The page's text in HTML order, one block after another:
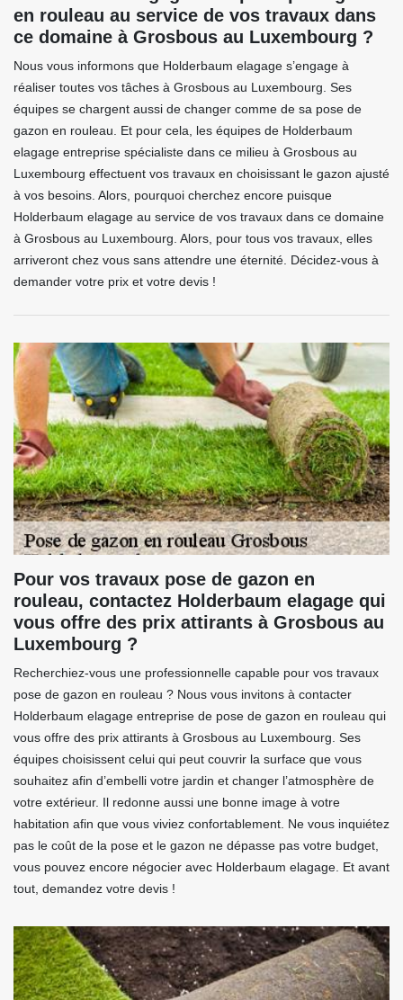
en rouleau au service de vos travaux dans
ce domaine à Grosbous au Luxembourg ?
Nous vous informons que Holderbaum elagage s’engage à
réaliser toutes vos tâches à Grosbous au Luxembourg. Ses
équipes se chargent aussi de changer comme de sa pose de
gazon en rouleau. Et pour cela, les équipes de Holderbaum
elagage entreprise spécialiste dans ce milieu à Grosbous au
Luxembourg effectuent vos travaux en choisissant le gazon ajusté
à vos besoins. Alors, pourquoi cherchez encore puisque
Holderbaum elagage au service de vos travaux dans ce domaine
à Grosbous au Luxembourg. Alors, pour tous vos travaux, elles
arriveront chez vous sans attendre une éternité. Décidez-vous à
demander votre prix et votre devis !
Pour vos travaux pose de gazon en
rouleau, contactez Holderbaum elagage qui
vous offre des prix attirants à Grosbous au
Luxembourg ?
Recherchiez-vous une professionnelle capable pour vos travaux
pose de gazon en rouleau ? Nous vous invitons à contacter
Holderbaum elagage entreprise de pose de gazon en rouleau qui
vous offre des prix attirants à Grosbous au Luxembourg. Ses
équipes choisissent celui qui peut couvrir la surface que vous
souhaitez afin d’embelli votre jardin et changer l’atmosphère de
votre extérieur. Il redonne aussi une bonne image à votre
habitation afin que vous viviez confortablement. Ne vous inquiétez
pas le coût de la pose et le gazon ne dépasse pas votre budget,
vous pouvez encore négocier avec Holderbaum elagage. Et avant
tout, demandez votre devis !